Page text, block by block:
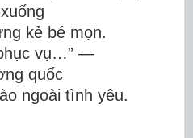
kẻ bé mọn.
vụ…” —
quốc
ngoài tình yêu.